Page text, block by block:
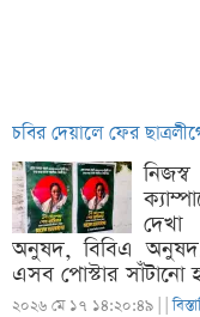
চবির দেয়ালে ফের
দেখা
অনুষদ, বিবিএ
এসব পোস্টার সাঁটানো
২০২৬ মে ১৭ ১৪:২০:৪৯ | |